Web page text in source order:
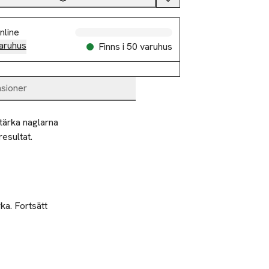
Finns i 50 varuhus
naglarna
Fortsätt